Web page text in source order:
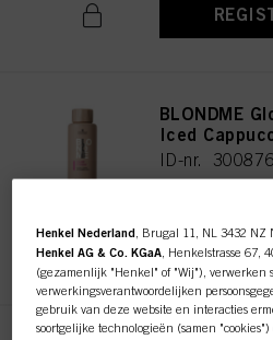
BLONDME
Iced
ID-nr.
Henkel Nederland , Brugal 11, NL 3432
Henkel AG & Co. KGaA , Henkelstrasse 67,
(gezamenlijk "Henkel" of "Wij"), verwerken
verwerkingsverantwoordelijken
gebruik van deze website en interacties
soortgelijke technologieën (samen